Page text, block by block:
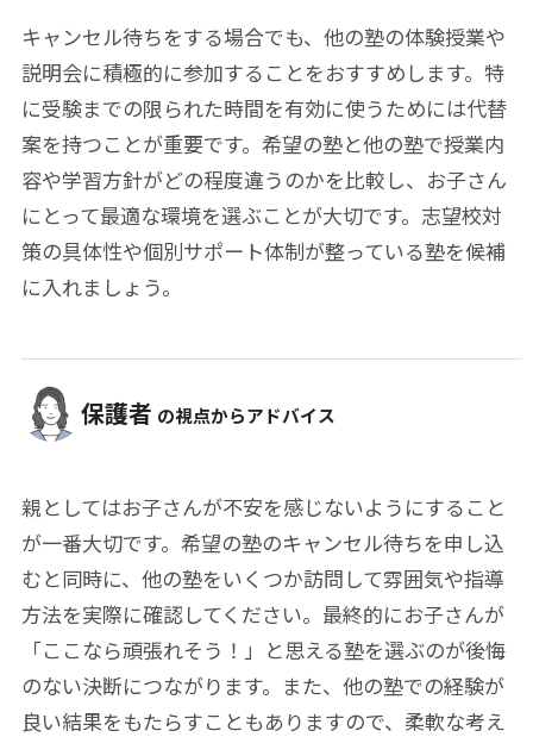
キャンセル待ちをする場合でも、他の塾の体験授業や
説明会に積極的に参加することをおすすめします。特
に受験までの限られた時間を有効に使うためには代替
案を持つことが重要です。希望の塾と他の塾で授業内
容や学習方針がどの程度違うのかを比較し、お子さん
にとって最適な環境を選ぶことが大切です。志望校対
策の具体性や個別サポート体制が整っている塾を候補
に入れましょう。
保護者 の視点からアドバイス
親としてはお子さんが不安を感じないようにすること
が一番大切です。希望の塾のキャンセル待ちを申し込
むと同時に、他の塾をいくつか訪問して雰囲気や指導
方法を実際に確認してください。最終的にお子さんが
「ここなら頑張れそう！」と思える塾を選ぶのが後悔
のない決断につながります。また、他の塾での経験が
良い結果をもたらすこともありますので、柔軟な考え